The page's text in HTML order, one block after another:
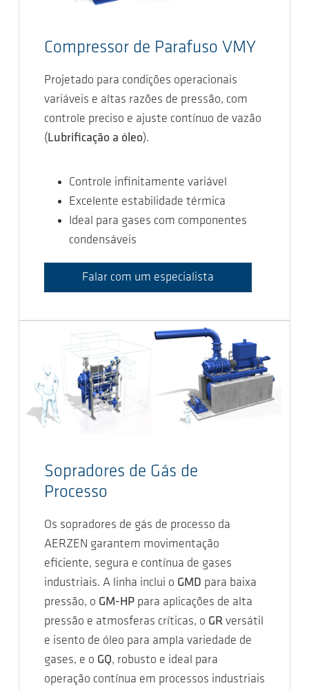
Compressor de Parafuso VMY
Projetado para condições operacionais
variáveis e altas razões de pressão, com
controle preciso e ajuste contínuo de vazão
(Lubrificação a óleo).
Controle infinitamente variável
Excelente estabilidade térmica
Ideal para gases com componentes
condensáveis
Falar com um especialista
Sopradores de Gás de
Processo
Os sopradores de gás de processo da
AERZEN garantem movimentação
eficiente, segura e contínua de gases
industriais. A linha inclui o GMD para baixa
pressão, o GM-HP para aplicações de alta
pressão e atmosferas críticas, o GR versátil
e isento de óleo para ampla variedade de
gases, e o GQ, robusto e ideal para
operação contínua em processos industriais